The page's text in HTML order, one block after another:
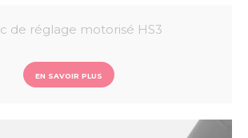
de réglage motorisé HS3
EN SAVOIR PLUS